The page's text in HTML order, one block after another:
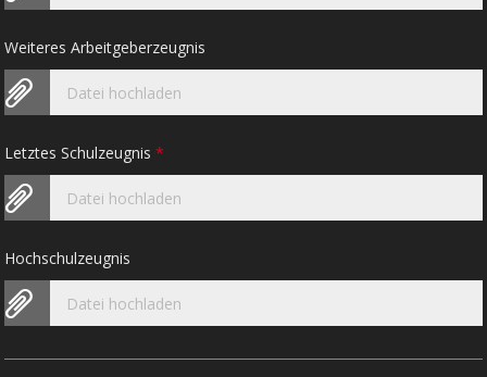
Weiteres Arbeitgeberzeugnis
Datei hochladen
Letztes Schulzeugnis*
Datei hochladen
Hochschulzeugnis
Datei hochladen